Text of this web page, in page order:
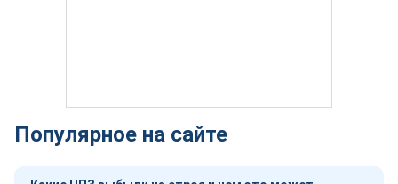
Популярное на сайте